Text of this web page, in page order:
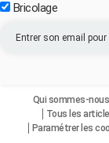
Bricolage
Qui sommes-
Tous les
Paramétrer les